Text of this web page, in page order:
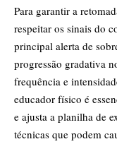
Para garantir a
respeitar os sinais do
principal alerta de
progressão gradativa
frequência e
educador físico é
e ajusta a planilha de
técnicas que podem